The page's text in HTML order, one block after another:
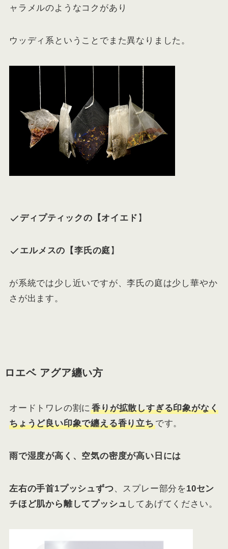
ャラメルのようなコクがあり
ウッディ系ということでまた異なりました。
ディプティックの【オイエド 】
エルメスの【李氏の庭 】
が系統では少し近いですが、李氏の庭は少し華やか
さが出ます。
ロエベ アグア纏い方
オードトワレの割に香りが拡散しすぎる印象がなく
ちょうど良い印象で纏える香り立ちです。
雨で湿度が高く、空気の密度が高い日には
左右の手首1プッシュずつ、スプレー部分を10セン
チほど肌から離してプッシュ してあげてください。